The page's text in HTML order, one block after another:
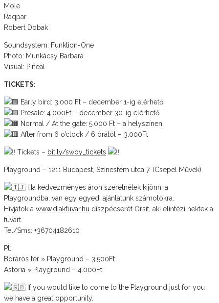
Mole
Raqpar
Robert Dobak
Soundsystem: Funktion-One
Photo: Munkácsy Barbara
Visual: Pineal
TICKETS:
Early bird: 3.000 Ft – december 1-ig elérhető
Presale: 4.000Ft – december 30-ig elérhető
Normal / At the gate: 5.000 Ft – a helyszínen
After from 6 o’clock / 6 órától – 3.000Ft
Tickets – bit.ly/swoy_tickets
Playground – 1211 Budapest, Színesfém utca 7. (Csepel Művek)
Ha kedvezményes áron szeretnétek kijönni a
Playgroundba, van egy egyedi ajánlatunk számotokra.
Hívjátok a www.diakfuvar.hu diszpécserét Orsit, aki elintézi nektek a
fuvart.
Tel/Sms: +36704182610
Pl:
Boráros tér » Playground – 3.500Ft
Astoria » Playground – 4.000Ft
If you would like to come to the Playground just for you
we have a great opportunity.